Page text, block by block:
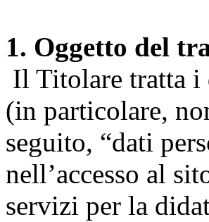
1. Oggetto del
Il Titolare tratta
(in particolare,
seguito, “dati
nell’accesso al
servizi per la